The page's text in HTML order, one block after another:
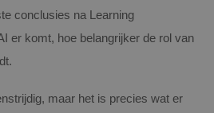
conclusies na Learning
er komt, hoe belangrijker de rol van
maar het is precies wat er